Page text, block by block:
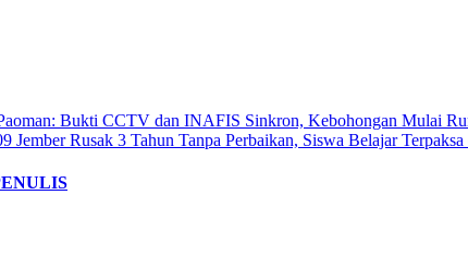
Bukti CCTV dan INAFIS Sinkron, Kebohongan Mulai
Jember Rusak 3 Tahun Tanpa Perbaikan, Siswa Belajar